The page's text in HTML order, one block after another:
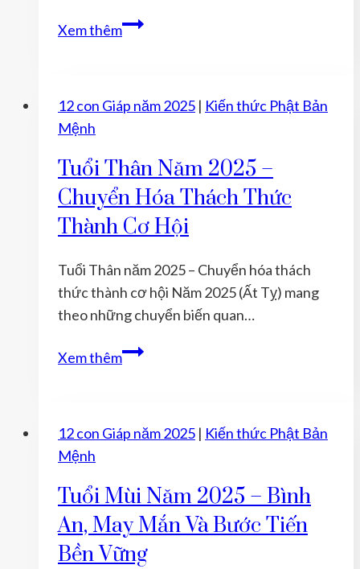
Xem thêmTuổi
–
công
đến
từ
sự
trì
và
tập
12 con Giáp năm 2025 | Kiến thức Phật Bản
Mệnh
Tuổi Thân Năm 2025 –
Chuyển Hóa Thách Thức
Thành Cơ Hội
Tuổi Thân năm 2025 – Chuyển hóa thách
thức thành cơ hội Năm 2025 (Ất Tỵ) mang
theo những chuyển biến quan…
Xem thêmTuổi
–
hóa
thách
thức
thành
12 con Giáp năm 2025 | Kiến thức Phật Bản
Mệnh
Tuổi Mùi Năm 2025 – Bình
An, May Mắn Và Bước Tiến
Bền Vững